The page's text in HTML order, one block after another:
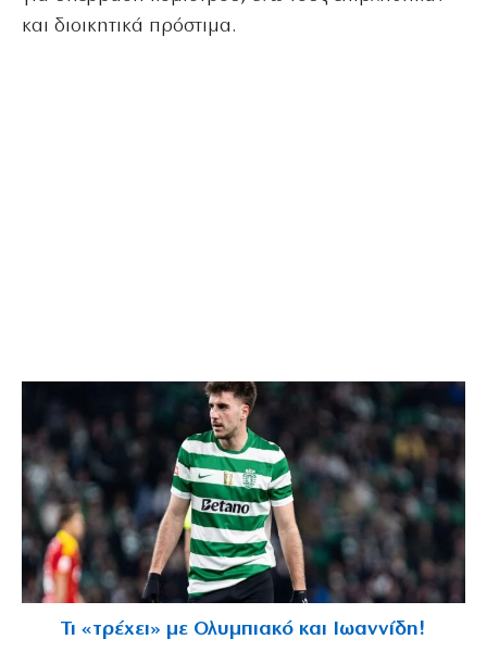
και διοικητικά πρόστιμα.
Τι «τρέχει» με Ολυμπιακό και Ιωαννίδη!